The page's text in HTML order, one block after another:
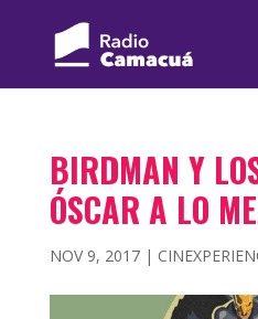
BIRDMAN Y
ÓSCAR A LO
NOV 9, 2017|